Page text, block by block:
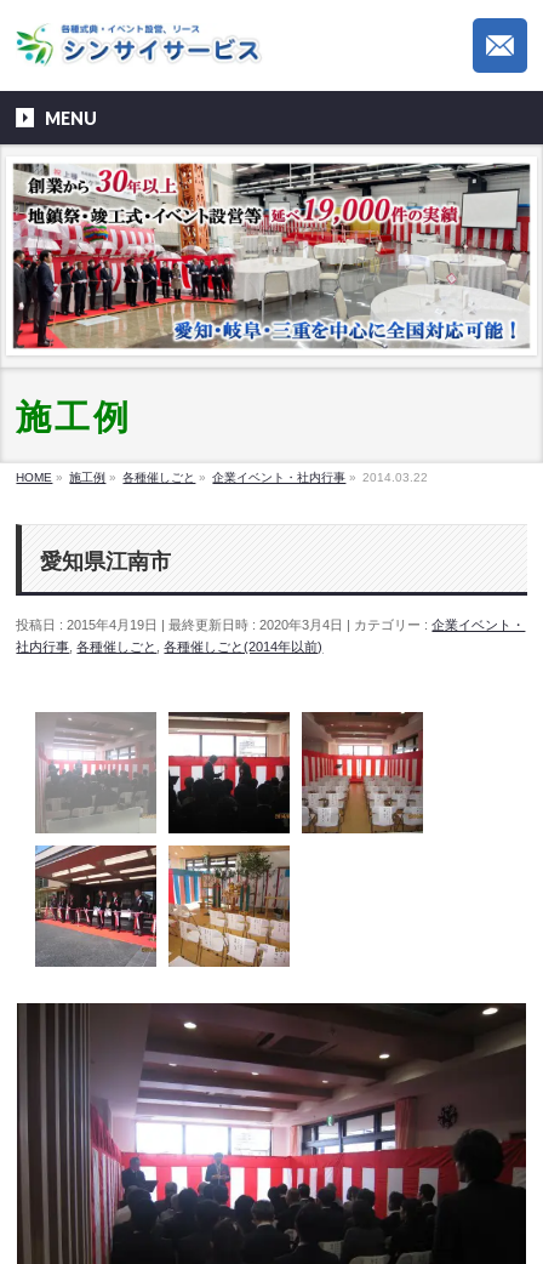
MENU
施工例
HOME » 施工例 » 各種催しごと » 企業イベント・社内行事 » 2014.03.22
愛知県江南市
投稿日 : 2015年4月19日 最終更新日時 : 2020年3月4日 カテゴリー :企業イベント・
社内行事 ,各種催しごと ,各種催しごと(2014年以前)